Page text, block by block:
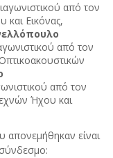
από τον
Εικόνας,
από τον
από τον
Ήχου και
απονεμήθηκαν είναι